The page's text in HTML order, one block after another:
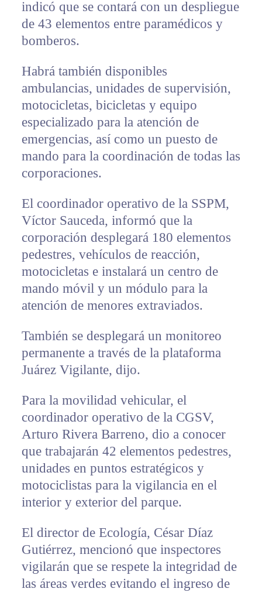
indicó que se contará con un despliegue
de 43 elementos entre paramédicos y
bomberos.
Habrá también disponibles
ambulancias, unidades de supervisión,
motocicletas, bicicletas y equipo
especializado para la atención de
emergencias, así como un puesto de
mando para la coordinación de todas las
corporaciones.
El coordinador operativo de la SSPM,
Víctor Sauceda, informó que la
corporación desplegará 180 elementos
pedestres, vehículos de reacción,
motocicletas e instalará un centro de
mando móvil y un módulo para la
atención de menores extraviados.
También se desplegará un monitoreo
permanente a través de la plataforma
Juárez Vigilante, dijo.
Para la movilidad vehicular, el
coordinador operativo de la CGSV,
Arturo Rivera Barreno, dio a conocer
que trabajarán 42 elementos pedestres,
unidades en puntos estratégicos y
motociclistas para la vigilancia en el
interior y exterior del parque.
El director de Ecología, César Díaz
Gutiérrez, mencionó que inspectores
vigilarán que se respete la integridad de
las áreas verdes evitando el ingreso de